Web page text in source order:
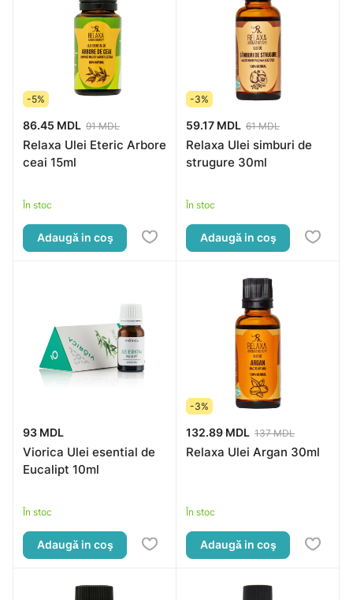
-5%
86.45 MDL 91 MDL
Relaxa Ulei Eteric Arbore
ceai 15ml
În stoc
Adaugă in coş
-3%
59.17 MDL 61 MDL
Relaxa Ulei simburi de
strugure 30ml
În stoc
Adaugă in coş
93 MDL
Viorica Ulei esential de
Eucalipt 10ml
În stoc
Adaugă in coş
-3%
132.89 MDL 137 MDL
Relaxa Ulei Argan 30ml
În stoc
Adaugă in coş